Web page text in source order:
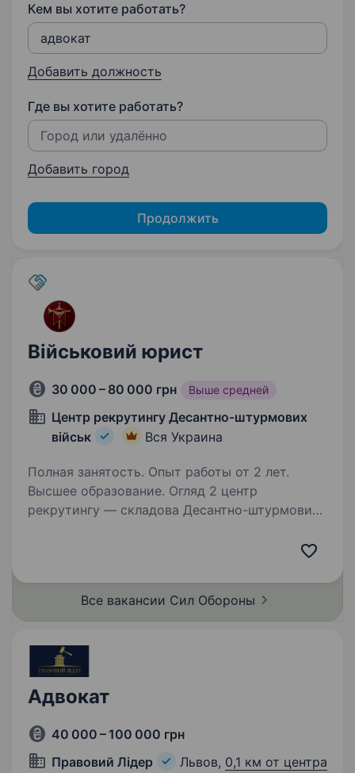
Кем вы хотите работать?
Добавить должность
Где вы хотите работать?
Добавить город
Продолжить
Військовий юрист
30 000 – 80 000 грн Выше средней
Центр рекрутингу Десантно-штурмових
військ
Вся Украина
Полная занятость. Опыт работы от 2 лет.
Высшее образование. Огляд 2 центр
рекрутингу — складова Десантно-штурмових
особам долучитися до підрозділів ДШВ. Наша
менеджерів, які пройшли службу в різних…
Все вакансии Сил Обороны
Адвокат
40 000 – 100 000 грн
Правовий Лідер
Львов, 0,1 км от центра